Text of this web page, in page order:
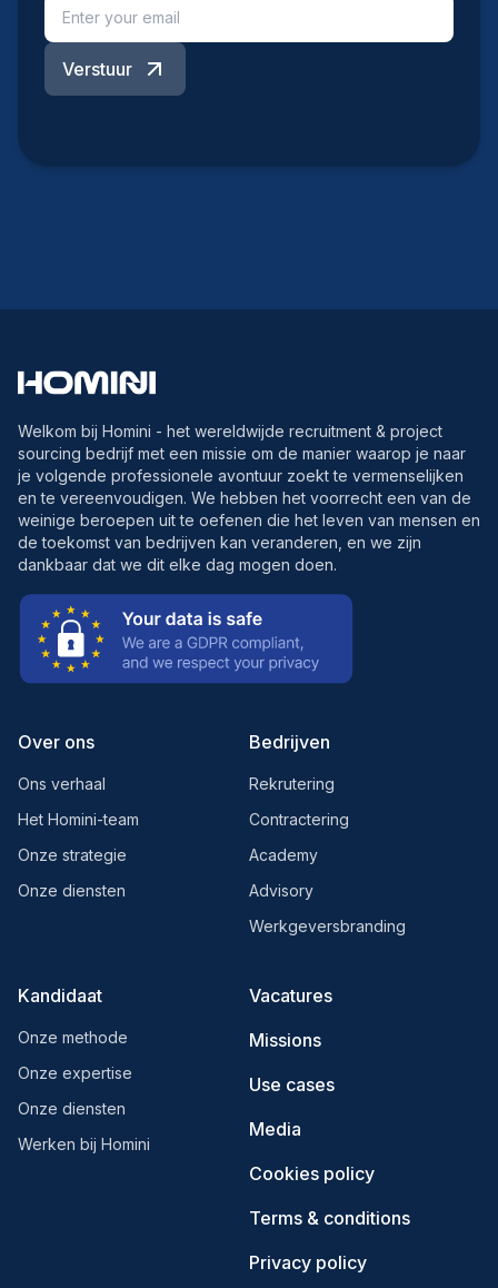
Verstuur
Welkom bij Homini - het wereldwijde recruitment & project
sourcing bedrijf met een missie om de manier waarop je naar
je volgende professionele avontuur zoekt te vermenselijken
en te vereenvoudigen. We hebben het voorrecht een van de
weinige beroepen uit te oefenen die het leven van mensen en
de toekomst van bedrijven kan veranderen, en we zijn
dankbaar dat we dit elke dag mogen doen.
Over ons
Ons verhaal
Het Homini-team
Onze strategie
Onze diensten
Bedrijven
Rekrutering
Contractering
Academy
Advisory
Werkgeversbranding
Kandidaat
Onze methode
Onze expertise
Onze diensten
Werken bij Homini
Vacatures
Missions
Use cases
Media
Cookies policy
Terms & conditions
Privacy policy